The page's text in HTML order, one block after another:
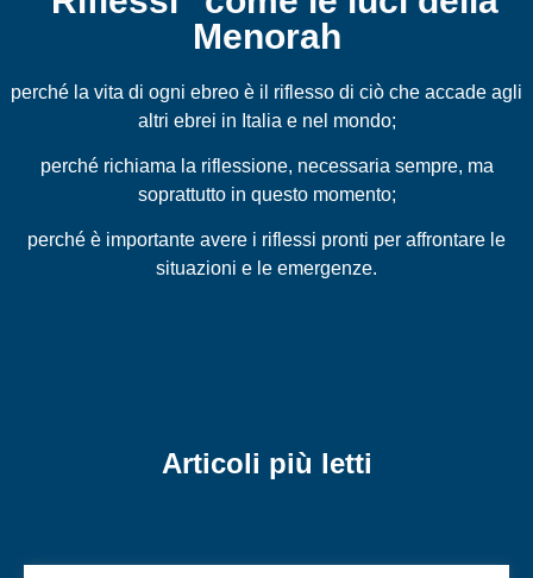
Menorah
perché la vita di ogni ebreo è il riflesso di ciò che accade agli
altri ebrei in Italia e nel mondo;
perché richiama la riflessione, necessaria sempre, ma
soprattutto in questo momento;
perché è importante avere i riflessi pronti per affrontare le
situazioni e le emergenze.
Articoli più letti